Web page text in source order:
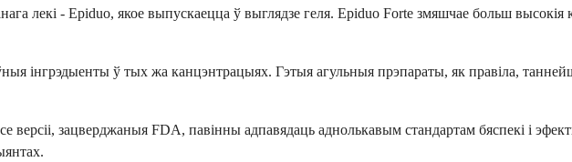
лекі - Epiduo, якое выпускаецца ў выглядзе геля. Epiduo Forte змяшчае больш
інгрэдыенты ў тых жа канцэнтрацыях. Гэтыя агульныя прэпараты, як правіла,
зацверджаныя FDA, павінны адпавядаць аднолькавым стандартам бяспекі і